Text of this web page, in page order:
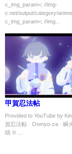
も大切にしてます」
c_img_param=; //img-
c.net/output/category/
c_img_param=; //img...
甲賀忍法帖
Provided to YouTube by
賀忍法帖 · Onmyo-za · 瞬
睛 ℗ ...